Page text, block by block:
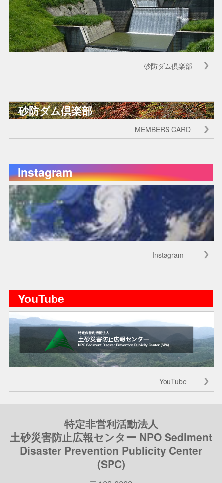
砂防ダム倶楽部
砂防ダム倶楽部
MEMBERS CARD
Instagram
Instagram
YouTube
YouTube
特定非営利活動法人
土砂災害防止広報センター NPO Sediment
Disaster Prevention Publicity Center
(SPC)